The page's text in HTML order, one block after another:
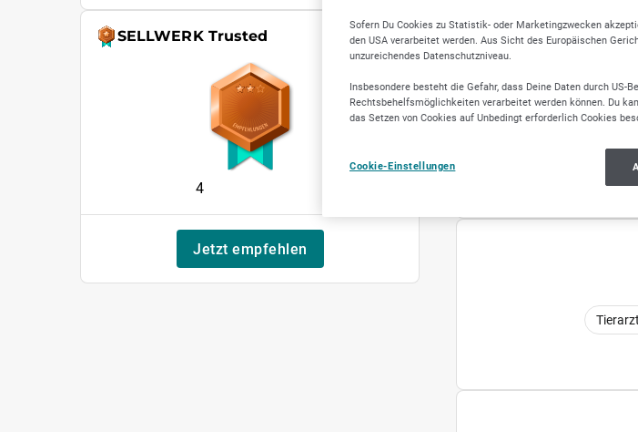
SELLWERK Trusted
4
Jetzt empfehlen
vielen Jahren
Unser
Tiere und
auf individuelle
Atmosphäre.
Starnberg.
Sofern Du Cookies zu Statistik- oder Marketingzwecken
den USA verarbeitet werden. Aus Sicht des Europäischen
unzureichendes Datenschutzniveau.
Insbesondere besteht die Gefahr, dass Deine Daten durch US-
Rechtsbehelfsmöglichkeiten verarbeitet werden können. Du
das Setzen von Cookies auf Unbedingt erforderlich Cookies
Cookie-Einstellungen